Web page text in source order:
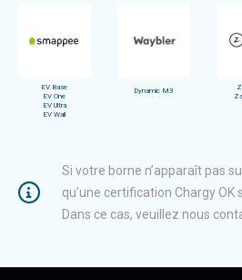
EV Base
EV One
EV Ultra
EV Wall
Dynamic M3
Si votre borne n’apparaît pas
qu’une certification Chargy OK
Dans ce cas, veuillez nous